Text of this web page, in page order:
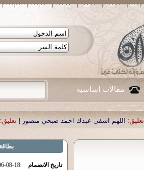
مقالات اساسية
صبحي منصور |تعليق: ...
| تعليق: شكرا جزيلا
بطاقة
تاريخ الانضمام :
08-18